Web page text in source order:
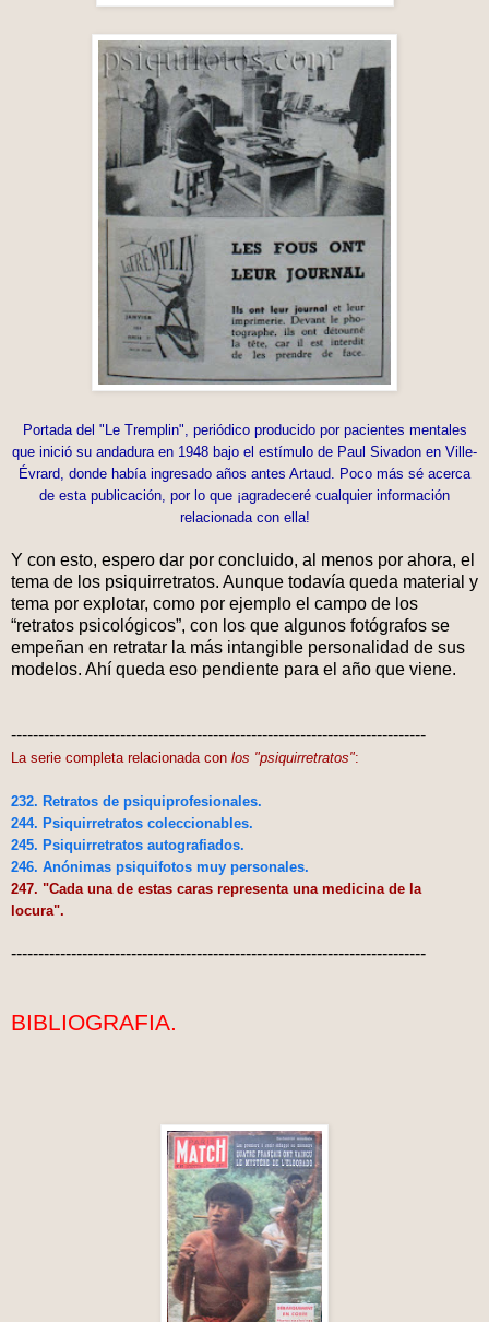
Portada del "Le Tremplin", periódico producido por pacientes mentales
que inició su andadura en 1948 bajo el estímulo de Paul Sivadon en Ville-
Évrard, donde había ingresado años antes Artaud. Poco más sé acerca
de esta publicación, por lo que ¡agradeceré cualquier información
relacionada con ella!
Y con esto, espero dar por concluido, al menos por ahora, el
tema de los psiquirretratos. Aunque todavía queda material y
tema por explotar, como por ejemplo el campo de los
“retratos psicológicos”, con los que algunos fotógrafos se
empeñan en retratar la más intangible personalidad de sus
modelos. Ahí queda eso pendiente para el año que viene.
----------------------------------------------------------------------------
La serie completa relacionada con los "psiquirretratos":
232. Retratos de psiquiprofesionales.
244. Psiquirretratos coleccionables.
245. Psiquirretratos autografiados.
246. Anónimas psiquifotos muy personales.
247. "Cada una de estas caras representa una medicina de la
locura".
----------------------------------------------------------------------------
BIBLIOGRAFIA.